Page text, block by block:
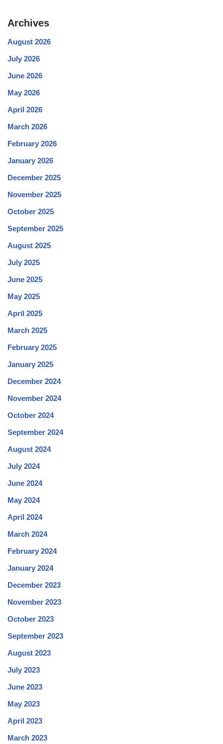
Archives
August 2026
July 2026
June 2026
May 2026
April 2026
March 2026
February 2026
January 2026
December 2025
November 2025
October 2025
September 2025
August 2025
July 2025
June 2025
May 2025
April 2025
March 2025
February 2025
January 2025
December 2024
November 2024
October 2024
September 2024
August 2024
July 2024
June 2024
May 2024
April 2024
March 2024
February 2024
January 2024
December 2023
November 2023
October 2023
September 2023
August 2023
July 2023
June 2023
May 2023
April 2023
March 2023